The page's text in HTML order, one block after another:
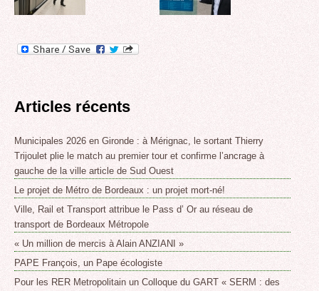
Articles récents
Municipales 2026 en Gironde : à Mérignac, le sortant Thierry
Trijoulet plie le match au premier tour et confirme l’ancrage à
gauche de la ville article de Sud Ouest
Le projet de Métro de Bordeaux : un projet mort-né!
Ville, Rail et Transport attribue le Pass d’ Or au réseau de
transport de Bordeaux Métropole
« Un million de mercis à Alain ANZIANI »
PAPE François, un Pape écologiste
Pour les RER Metropolitain un Colloque du GART « SERM : des